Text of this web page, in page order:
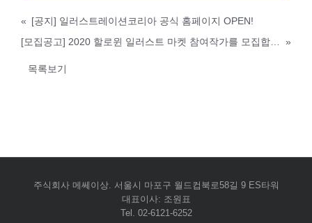
« [공지] 일러스트레이션코리아 공식 홈페이지 OPEN!
»
목록보기
주식회사 메쎄이상. 서울시 마포구 월드컵북로58길 9 ES타워
대표이사: 조원표
Tel. 02-6121-6252